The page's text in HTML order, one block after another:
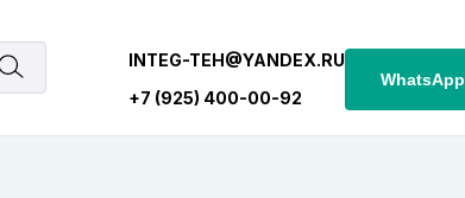
INTEG-TEH@YANDEX.RU
+7 (925) 400-00-92
WhatsApp